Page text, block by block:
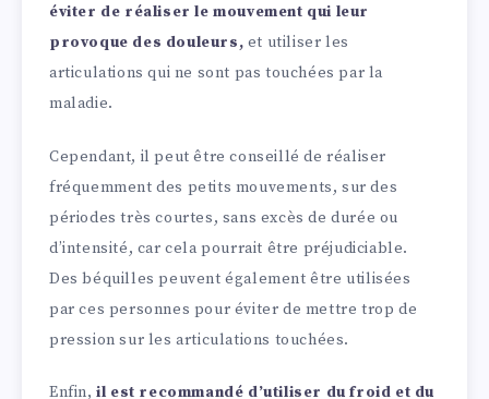
éviter de réaliser le mouvement qui leur
provoque des douleurs, et utiliser les
articulations qui ne sont pas touchées par la
maladie.
Cependant, il peut être conseillé de réaliser
fréquemment des petits mouvements, sur des
périodes très courtes, sans excès de durée ou
d’intensité, car cela pourrait être préjudiciable.
Des béquilles peuvent également être utilisées
par ces personnes pour éviter de mettre trop de
pression sur les articulations touchées.
Enfin,il est recommandé d’utiliser du froid et du